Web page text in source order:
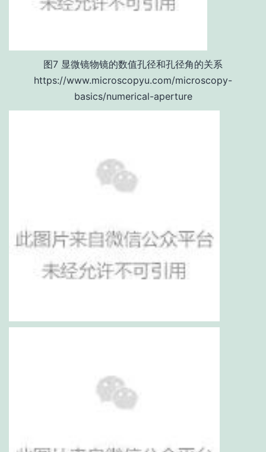
图7 显微镜物镜的数值孔径和孔径角的关系
https://www.microscopyu.com/microscopy-
basics/numerical-aperture